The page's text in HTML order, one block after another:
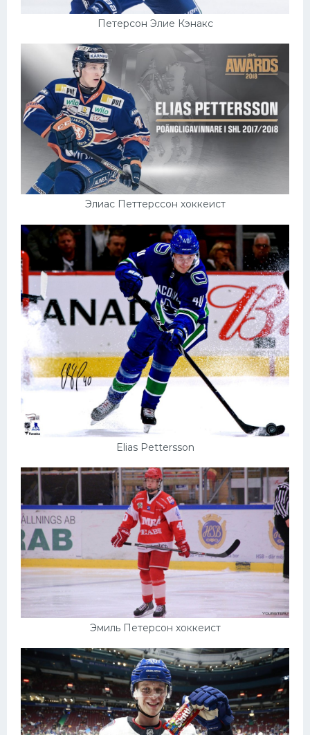
Петерсон Элие Кэнакс
Элиас Петтерссон хоккеист
Elias Pettersson
Эмиль Петерсон хоккеист